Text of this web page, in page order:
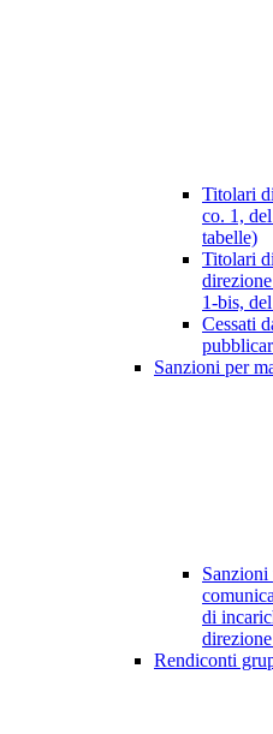
Titolari
co. 1,
tabelle)
Titolari
1-bis,
Cessati
Sanzioni per
Sanzioni
di
Rendiconti